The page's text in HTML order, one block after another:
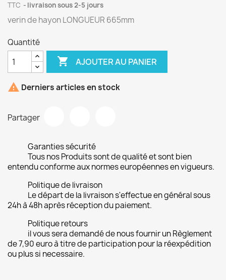
TTC livraison sous 2-5 jours
verin de hayon LONGUEUR 665mm
Quantité
 AJOUTER AU PANIER
 Derniers articles en stock
Partager
Garanties sécurité
Tous nos Produits sont de qualité et sont bien
entendu conforme aux normes européennes en vigueurs.
Politique de livraison
Le départ de la livraison s'effectue en général sous
24h à 48h après réception du paiement.
Politique retours
il vous sera demandé de nous fournir un Règlement
de 7,90 euro à titre de participation pour la réexpédition
ou plus si necessaire.